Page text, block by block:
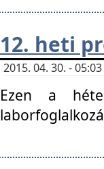
12. heti
2015. 04. 30. -
Ezen a